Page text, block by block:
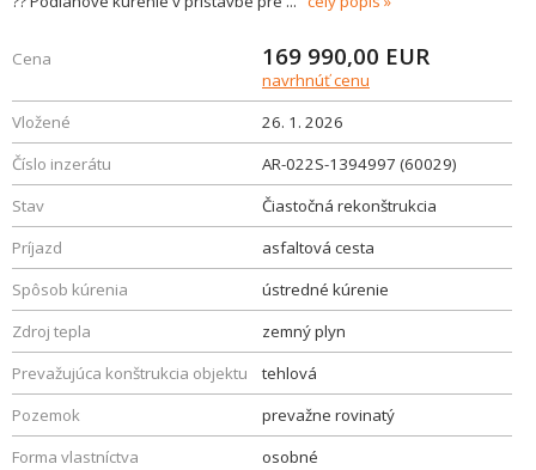
Cena 169 990,00 EUR
navrhnúť cenu
Vložené
26. 1. 2026
Číslo inzerátu
AR-022S-1394997 (60029)
Stav
Čiastočná rekonštrukcia
Príjazd
asfaltová cesta
Spôsob kúrenia
ústredné kúrenie
Zdroj tepla
zemný plyn
Prevažujúca konštrukcia objektu
tehlová
Pozemok
prevažne rovinatý
Forma vlastníctva
osobné